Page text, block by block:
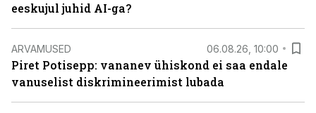
eeskujul juhid AI-ga?
ARVAMUSED 06.08.26, 10:00
Piret Potisepp: vananev ühiskond ei saa endale
vanuselist diskrimineerimist lubada